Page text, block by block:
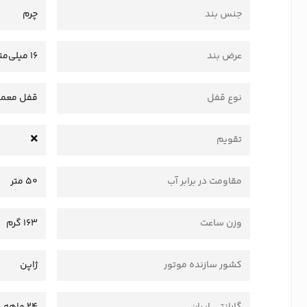
جنس بند چرم
عرض بند 16 میلی‌متر
نوع قفل قفل
تقویم
مقاومت در برابر آب 50 متر
وزن ساعت 163 گرم
کشور سازنده موتور ژاپن